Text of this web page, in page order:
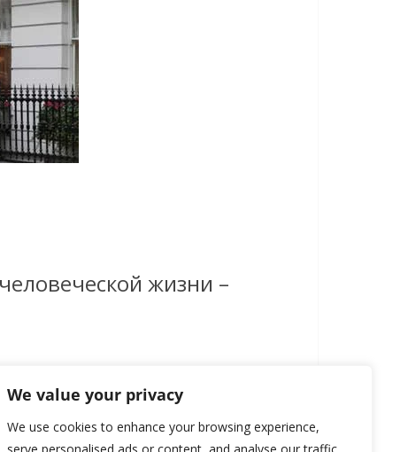
We value your privacy
We use cookies to enhance your browsing experience,
жизни –